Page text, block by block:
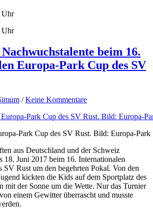
Uhr
Uhr
beim 16.
Europa-Park Cup des SV
/Keine Kommentare
Park Cup des SV Rust. Bild: Europa-Park
aus Deutschland und der Schweiz
18. Juni 2017 beim 16. Internationalen
SV Rust um den begehrten Pokal. Von den
kickten die Kids auf dem Sportplatz des
mit der Sonne um die Wette. Nur das Turnier
einem Gewitter überrascht und musste